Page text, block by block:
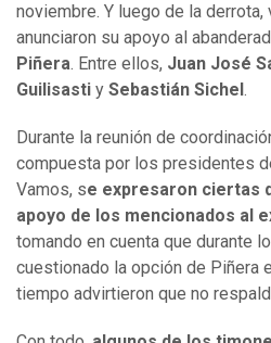
noviembre. Y luego de la
anunciaron su apoyo al
Piñera. Entre ellos, Juan José
Guilisasti y Sebastián Sichel .
Durante la reunión de
compuesta por los presidentes
Vamos, se expresaron ciertas
apoyo de los mencionados al
tomando en cuenta que durante
cuestionado la opción de Piñera
tiempo advirtieron que no